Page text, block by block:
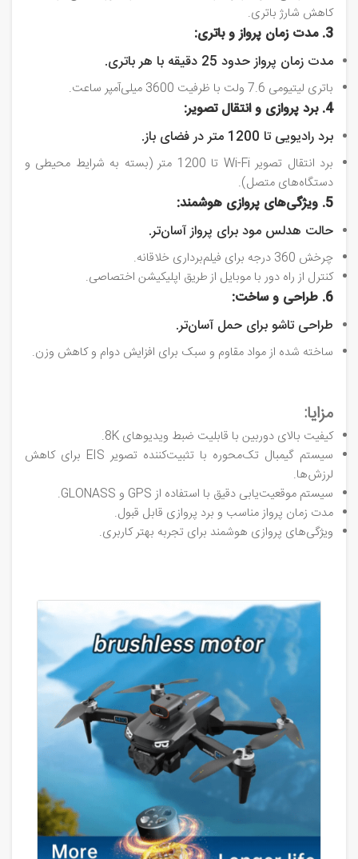
کاهش شارژ باتری.
3. مدت زمان پرواز و باتری:
مدت زمان پرواز حدود 25 دقیقه با هر باتری.
باتری لیتیومی 7.6 ولت با ظرفیت 3600 میلی‌آمپر ساعت.
4. برد پروازی و انتقال تصویر:
برد رادیویی تا 1200 متر در فضای باز.
برد انتقال تصویر Wi-Fi تا 1200 متر (بسته به شرایط محیطی و
دستگاه‌های متصل).
5. ویژگی‌های پروازی هوشمند:
حالت هدلس مود برای پرواز آسان‌تر.
چرخش 360 درجه برای فیلم‌برداری خلاقانه.
کنترل از راه دور با موبایل از طریق اپلیکیشن اختصاصی.
6. طراحی و ساخت:
طراحی تاشو برای حمل آسان‌تر.
ساخته شده از مواد مقاوم و سبک برای افزایش دوام و کاهش وزن.
مزایا:
کیفیت بالای دوربین با قابلیت ضبط ویدیوهای 8K.
سیستم گیمبال تک‌محوره با تثبیت‌کننده تصویر EIS برای کاهش
لرزش‌ها.
سیستم موقعیت‌یابی دقیق با استفاده از GPS و GLONASS.
مدت زمان پرواز مناسب و برد پروازی قابل قبول.
ویژگی‌های پروازی هوشمند برای تجربه بهتر کاربری.